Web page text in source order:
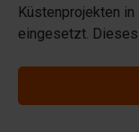
Küstenprojekten
eingesetzt.